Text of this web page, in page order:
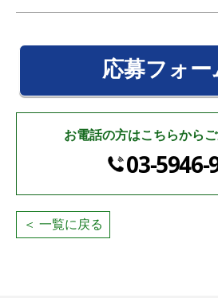
応募フォー
お電話の方はこちらから
03-5946-
＜ 一覧に戻る